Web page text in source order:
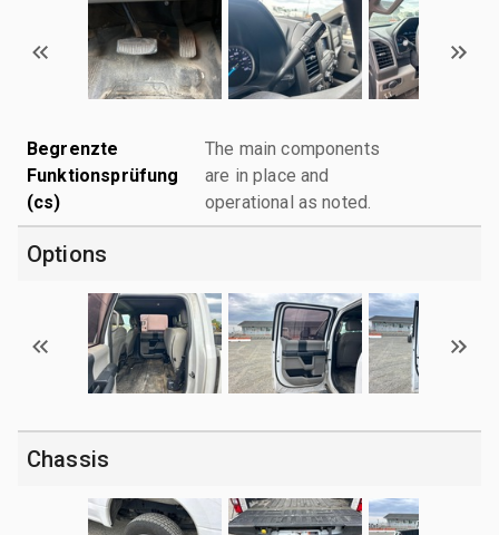
Begrenzte
Funktionsprüfung
(cs)
The main components
are in place and
operational as noted.
Options
Chassis